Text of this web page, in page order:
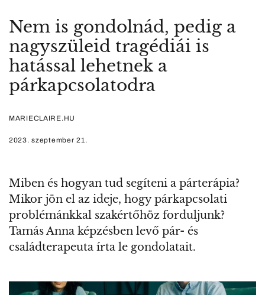
Nem is gondolnád, pedig a
nagyszüleid tragédiái is
hatással lehetnek a
párkapcsolatodra
MARIECLAIRE.HU
2023. szeptember 21.
Miben és hogyan tud segíteni a párterápia?
Mikor jön el az ideje, hogy párkapcsolati
problémánkkal szakértőhöz forduljunk?
Tamás Anna képzésben levő pár- és
családterapeuta írta le gondolatait.